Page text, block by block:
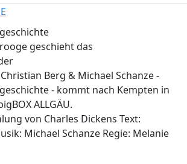
geschieht das
Berg & Michael Schanze -
- kommt nach Kempten in
ALLGÄU.
von Charles Dickens Text:
Michael Schanze Regie: Melanie